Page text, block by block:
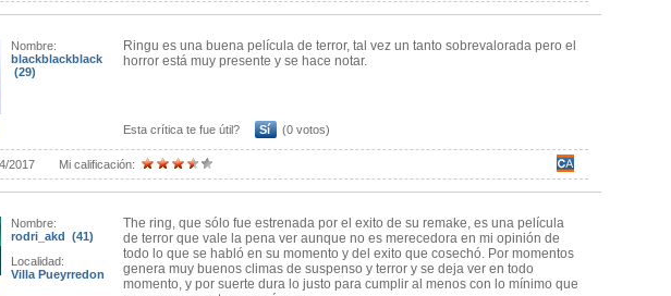
Nombre:
blackblackblack
(29)
Ringu es una buena película de terror, tal vez un tanto sobrevalorada pero el
horror está muy presente y se hace notar.
Esta crítica te fue útil? Sí (0 votos)
2017 Mi calificación:
Nombre:
rodri_akd (41)
Localidad:
Villa Pueyrredon
The ring, que sólo fue estrenada por el exito de su remake, es una película
de terror que vale la pena ver aunque no es merecedora en mi opinión de
todo lo que se habló en su momento y del exito que cosechó. Por momentos
genera muy buenos climas de suspenso y terror y se deja ver en todo
momento, y por suerte dura lo justo para cumplir al menos con lo mínimo que